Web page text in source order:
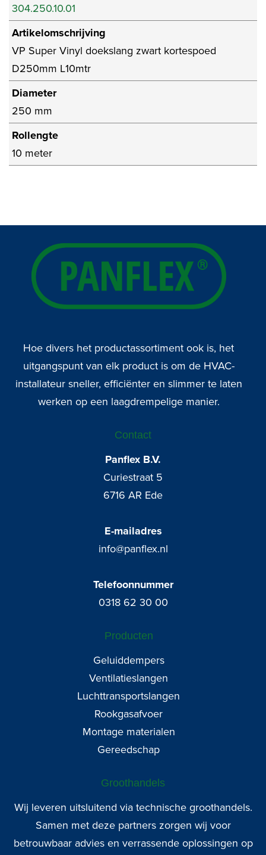
304.250.10.01
Artikelomschrijving
VP Super Vinyl doekslang zwart kortespoed
D250mm L10mtr
Diameter
250 mm
Rollengte
10 meter
Hoe divers het productassortiment ook is, het
uitgangspunt van elk product is om de HVAC-
installateur sneller, efficiënter en slimmer te laten
werken op een laagdrempelige manier.
Contact
Panflex B.V.
Curiestraat 5
6716 AR Ede
E-mailadres
info@panflex.nl
Telefoonnummer
0318 62 30 00
Producten
Geluiddempers
Ventilatieslangen
Luchttransportslangen
Rookgasafvoer
Montage materialen
Gereedschap
Groothandels
Wij leveren uitsluitend via technische groothandels.
Samen met deze partners zorgen wij voor
betrouwbaar advies en verrassende oplossingen op